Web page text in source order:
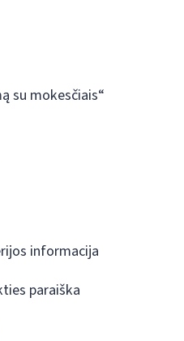
su mokesčiais“
informacija
paraiška